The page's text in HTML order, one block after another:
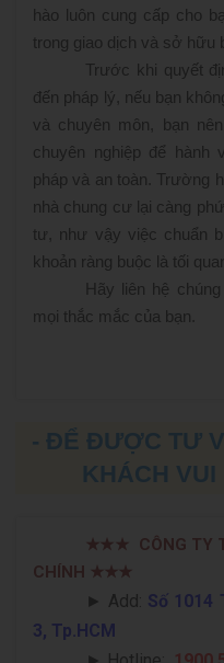
hào luôn cung cấp cho
trong giao dịch và sở hữu
Trước khi quyết
đến pháp lý, nếu bạn
và chuyên môn, bạn
chuyên nghiệp để
pháp và an toàn. Trường
nhà chung cư lại càng
tư, như vậy việc chuẩn
khoản ràng buộc là tối
Hãy liên hệ
mọi thắc mắc của bạn.
- ĐỂ ĐƯỢC TƯ
KHÁCH VUI
★★★ CÔNG TY
CHÍNH ★★★
► Add: Số 1014
3, Tp.HCM